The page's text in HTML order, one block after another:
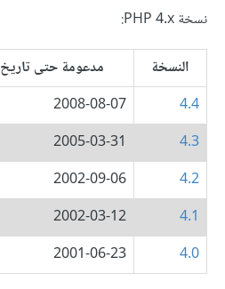
نسخة PHP 4.x:
النسخة
مدعومة حتى تاريخ
4.4
2008-08-07
4.3
2005-03-31
4.2
2002-09-06
4.1
2002-03-12
4.0
2001-06-23